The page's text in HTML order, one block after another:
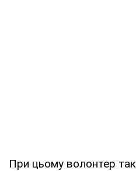
При цьому волонтер